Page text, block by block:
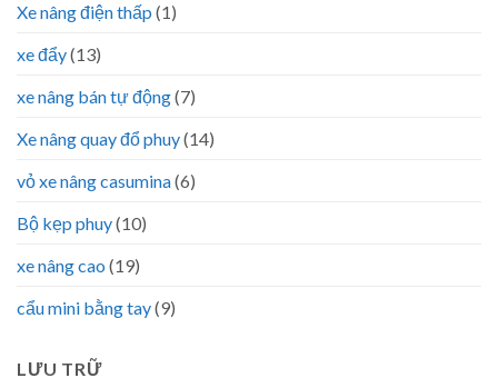
Xe nâng điện thấp (1)
xe đẩy(13)
xe nâng bán tự động(7)
Xe nâng quay đổ phuy(14)
vỏ xe nâng casumina(6)
Bộ kẹp phuy(10)
xe nâng cao (19)
cẩu mini bằng tay(9)
LƯU TRỮ